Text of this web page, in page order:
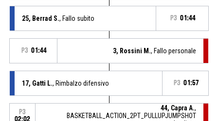
25, Berrad S., Fallo subito P3 01:44
P3 01:44 3, Rossini M., Fallo personale
17, Gatti L., Rimbalzo difensivo P3 01:57
P3
02:02
44, Capra A.,
BASKETBALL_ACTION_2PT_PULLUPJUMPSHOT